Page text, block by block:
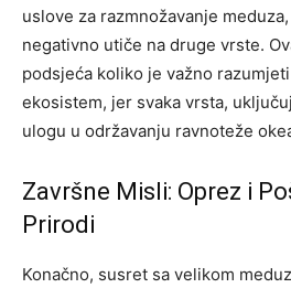
uslove za razmnožavanje
negativno utiče na druge vrste.
podsjeća koliko je važno
ekosistem, jer svaka vrsta,
ulogu u održavanju ravnoteže
Završne Misli: Oprez i
Prirodi
Konačno, susret sa velikom